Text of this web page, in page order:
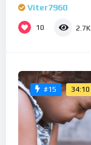
Viter7960
10 2.7K
#15 34:10